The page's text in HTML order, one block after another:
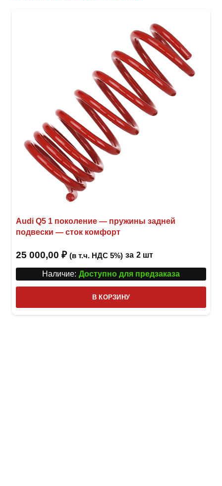
Audi Q5 1 поколение — пружины задней
подвески — сток комфорт
25 000,00 ₽ (в т.ч. НДС 5%) за 2 шт
Наличие: Доступно для предзаказа
В КОРЗИНУ